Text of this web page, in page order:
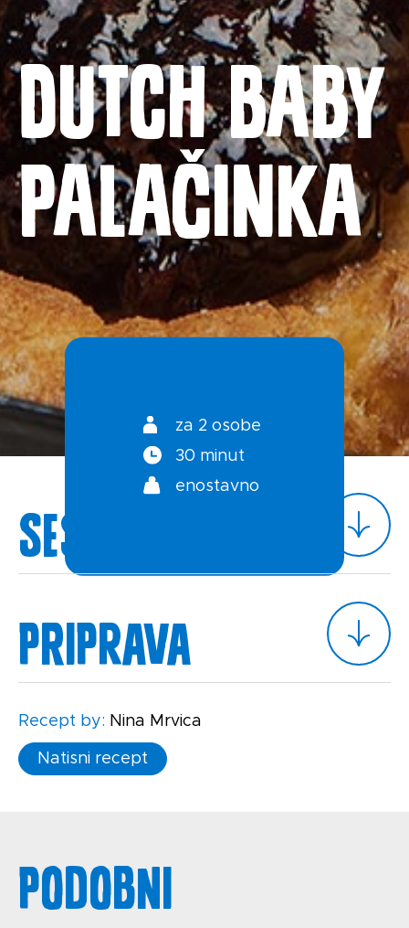
Domača stran
Izdelki
Recepti
Zgodba o ABC siru
Kontakt
Splošni pogoji
DUTCH BABY
PALAČINKA
za 2 osobe
30 minut
enostavno
Sestavine
Priprava
Recept by: Nina Mrvica
Natisni recept
Podobni